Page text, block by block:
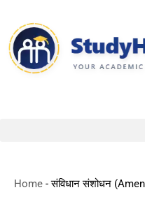
content
Home -संविधान संशोधन